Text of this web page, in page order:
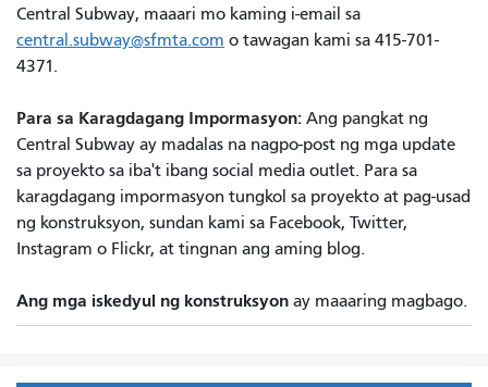
Central Subway, maaari mo kaming i-email sa
central.subway@sfmta.com o tawagan kami sa 415-701-
4371.
Para sa Karagdagang Impormasyon: Ang pangkat ng
Central Subway ay madalas na nagpo-post ng mga update
sa proyekto sa iba't ibang social media outlet. Para sa
karagdagang impormasyon tungkol sa proyekto at pag-usad
ng konstruksyon, sundan kami sa Facebook, Twitter,
Instagram o Flickr, at tingnan ang aming blog.
Ang mga iskedyul ng konstruksyon ay maaaring magbago.